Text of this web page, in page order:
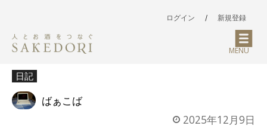
ログイン / 新規登録
MENU
日記
ばぁこば
2025年12月9日